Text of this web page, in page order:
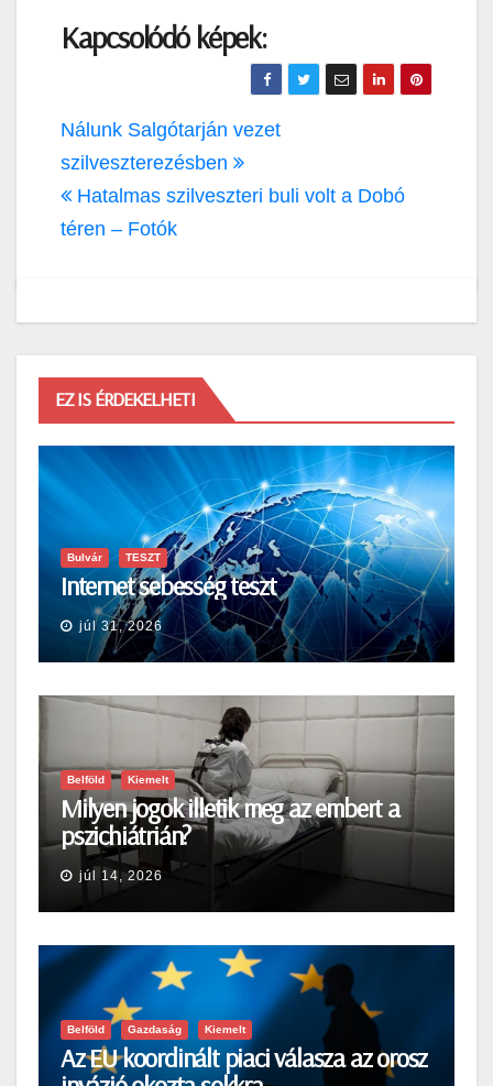
Kapcsolódó képek:
Bejegyzés
navigáció
Nálunk Salgótarján vezet
szilveszterezésben
Hatalmas szilveszteri buli volt a Dobó
téren – Fotók
EZ IS ÉRDEKELHETI
Bulvár TESZT
Internet sebesség teszt
júl 31, 2026
Belföld Kiemelt
Milyen jogok illetik meg az embert a
pszichiátrián?
júl 14, 2026
Belföld Gazdaság Kiemelt
Az EU koordinált piaci válasza az orosz